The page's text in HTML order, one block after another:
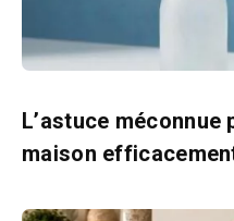
L’astuce
maison